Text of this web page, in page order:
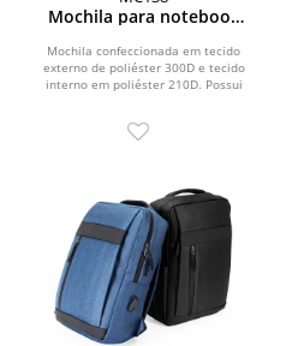
Mochila para notebook
Mochila confeccionada em tecido
externo de poliéster 300D e tecido
interno em poliéster 210D. Possui